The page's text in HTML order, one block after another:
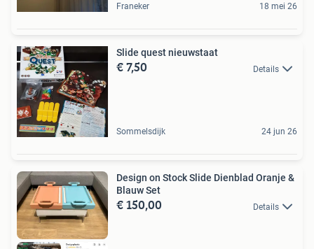
Franeker 18 mei 26
Slide quest nieuwstaat
€ 7,50 Details
Sommelsdijk 24 jun 26
Design on Stock Slide Dienblad Oranje &
Blauw Set
€ 150,00 Details